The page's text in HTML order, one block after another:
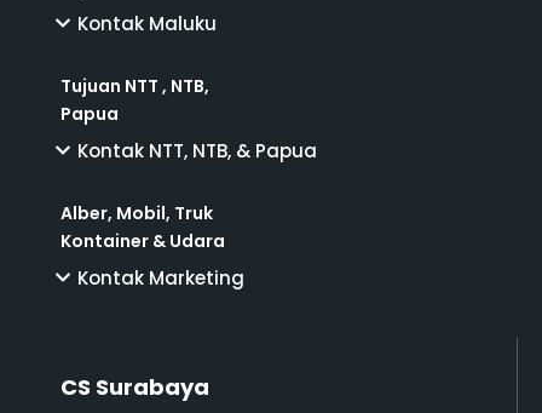
Kontak Maluku
Tujuan NTT , NTB,
Papua
Kontak NTT, NTB, & Papua
Alber, Mobil, Truk
Kontainer & Udara
Kontak Marketing
CS Surabaya